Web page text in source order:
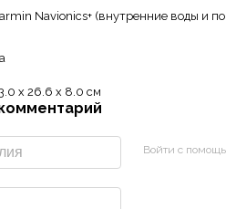
Navionics+ (внутренние воды и
x 26.6 x 8.0 см
Войти с